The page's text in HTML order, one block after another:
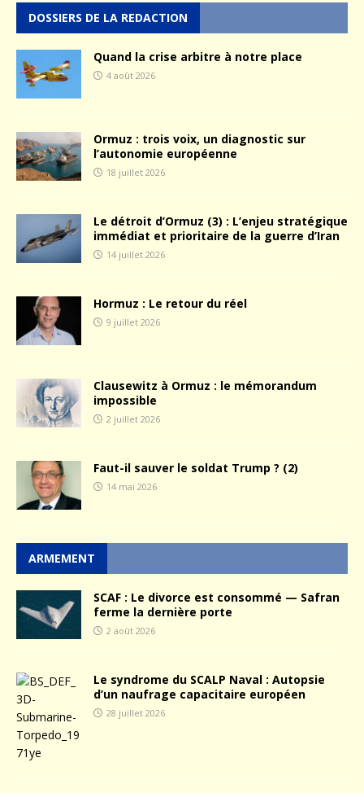
DOSSIERS DE LA REDACTION
Quand la crise arbitre à notre place
4 août 2026
Ormuz : trois voix, un diagnostic sur
l’autonomie européenne
18 juillet 2026
Le détroit d’Ormuz (3) : L’enjeu stratégique
immédiat et prioritaire de la guerre d’Iran
14 juillet 2026
Hormuz : Le retour du réel
9 juillet 2026
Clausewitz à Ormuz : le mémorandum
impossible
2 juillet 2026
Faut-il sauver le soldat Trump ? (2)
14 mai 2026
ARMEMENT
SCAF : Le divorce est consommé — Safran
ferme la dernière porte
2 août 2026
Le syndrome du SCALP Naval : Autopsie
d’un naufrage capacitaire européen
28 juillet 2026